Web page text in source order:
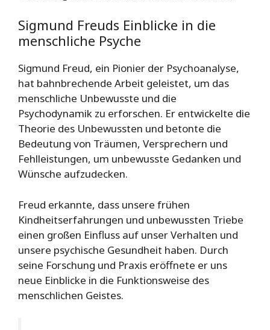
Sigmund Freuds Einblicke in die
menschliche Psyche
Sigmund Freud, ein Pionier der Psychoanalyse,
hat bahnbrechende Arbeit geleistet, um das
menschliche Unbewusste und die
Psychodynamik zu erforschen. Er entwickelte die
Theorie des Unbewussten und betonte die
Bedeutung von Träumen, Versprechern und
Fehlleistungen, um unbewusste Gedanken und
Wünsche aufzudecken.
Freud erkannte, dass unsere frühen
Kindheitserfahrungen und unbewussten Triebe
einen großen Einfluss auf unser Verhalten und
unsere psychische Gesundheit haben. Durch
seine Forschung und Praxis eröffnete er uns
neue Einblicke in die Funktionsweise des
menschlichen Geistes.